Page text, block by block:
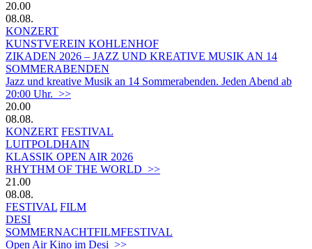
20.00
08.08.
KONZERT
KUNSTVEREIN KOHLENHOF
ZIKADEN 2026 – JAZZ UND KREATIVE MUSIK AN 14
SOMMERABENDEN
Jazz und kreative Musik an 14 Sommerabenden. Jeden Abend ab
20:00 Uhr. >>
20.00
08.08.
KONZERT FESTIVAL
LUITPOLDHAIN
KLASSIK OPEN AIR 2026
RHYTHM OF THE WORLD >>
21.00
08.08.
FESTIVAL FILM
DESI
SOMMERNACHTFILMFESTIVAL
Open Air Kino im Desi >>